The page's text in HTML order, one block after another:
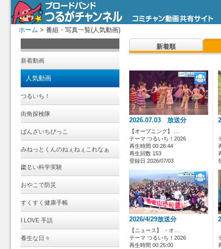
ホーム > 番組・写真一覧(人気動画)
新着動画
人気動画
つるいち！
街角探検隊
ばんざいちびっこ
みねっとくんのねぇねぇこれなぁ
に？
楽しい科学実験
おやこで防災
すくすく健康手帳
I LOVE 手話
養生な日々
新着順
2026.07.03 放送分
【オープニング】 …
テーマ つるいち！2026
再生時間 00:28:44
再生回数 153
登録日 2026/07/03
2026/4/29放送分
【ニュース】 ・オ…
テーマ つるいち！2026
再生時間 00:25:00